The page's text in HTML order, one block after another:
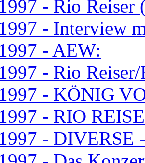
- Rio Reiser
- Interview
- AEW:
- Rio Reiser/
- KÖNIG
- RIO
- DIVERSE